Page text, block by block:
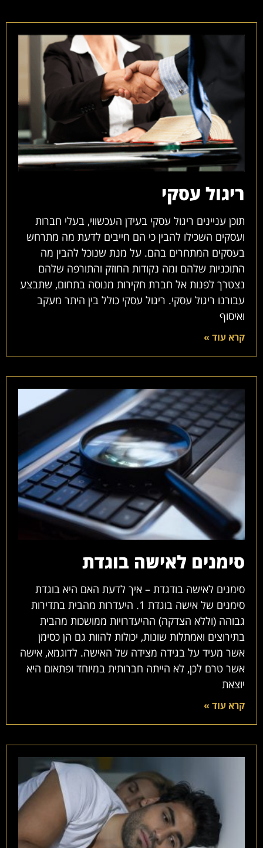
ריגול עסקי
תוכן עניינים ריגול עסקי בעידן העכשווי, בעלי חברות
ועסקים השכילו להבין כי הם חייבים לדעת מה מתרחש
בעסקים המתחרים בהם. על מנת שנוכל להבין מה
התוכניות שלהם ומה נקודות החוזק והתורפה שלהם
נצטרך לפנות אל חברת חקירות מנוסה בתחום, שתבצע
עבורנו ריגול עסקי. ריגול עסקי כולל בין היתר מעקב
ואיסוף
קרא עוד »
סימנים לאישה בוגדת
סימנים לאישה בודגדת – איך לדעת האם היא בוגדת
סימנים של אישה בוגדת 1. היעדרות מהבית בתדירות
גבוהה (וללא הצדקה) ההיעדרויות ממושכות מהבית
בתירוצים ואמתלות שונות, יכולות להוות גם הן כסימן
אשר מעיד על בגידה מצידה של האישה. לדוגמא, אישה
אשר טרם לכן, לא הייתה חברותית במיוחד ופתאום היא
יוצאת
קרא עוד »